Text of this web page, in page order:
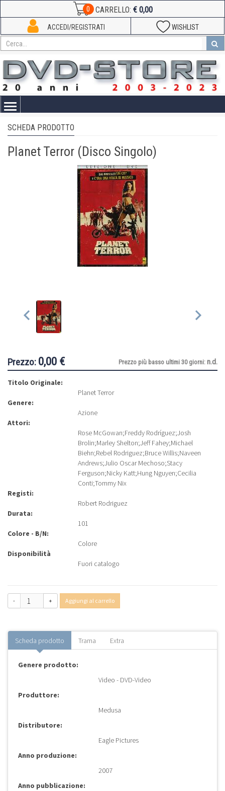
0 CARRELLO: € 0,00
WISHLIST
ACCEDI/REGISTRATI
Toggle
SCHEDA PRODOTTO
Planet Terror (Disco Singolo)
Prezzo: 0,00 € Prezzo più basso ultimi 30 giorni: n.d.
Titolo Originale:
Planet Terror
Genere:
Azione
Attori:
Rose McGowan;Freddy Rodríguez;Josh
Brolin;Marley Shelton;Jeff Fahey;Michael
Biehn;Rebel Rodriguez;Bruce Willis;Naveen
Andrews;Julio Oscar Mechoso;Stacy
Ferguson;Nicky Katt;Hung Nguyen;Cecilia
Conti;Tommy Nix
Registi:
Robert Rodriguez
Durata:
101
Colore - B/N:
Colore
Disponibilità
Fuori catalogo
- + Aggiungi al carrello
Scheda prodotto Trama Extra
Genere prodotto:
Video - DVD-Video
Produttore:
Medusa
Distributore:
Eagle Pictures
Anno produzione:
2007
Anno pubblicazione: